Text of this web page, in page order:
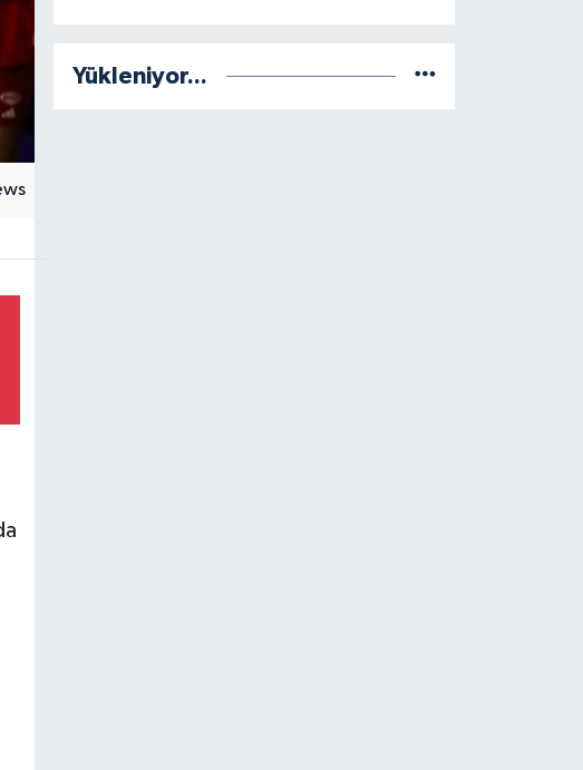
Yükleniyor...